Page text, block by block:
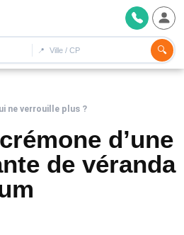
📍 🔍
ne verrouille plus ?
d’une
de véranda